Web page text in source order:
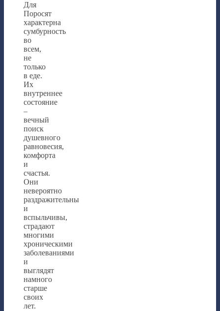
Для
Поросят
характерна
сумбурность
во
всем,
не
только
в еде.
Их
внутреннее
состояние
–
вечный
поиск
душевного
равновесия,
комфорта
и
счастья.
Они
невероятно
раздражительны
и
вспыльчивы,
страдают
многими
хроническими
заболеваниями
и
выглядят
намного
старше
своих
лет.